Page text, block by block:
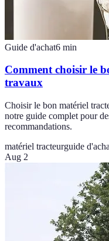
Guide d'achat6 min
Comment choisir le
travaux
Choisir le bon matériel
notre guide complet pour
recommandations.
matériel tracteurguide
Aug 2